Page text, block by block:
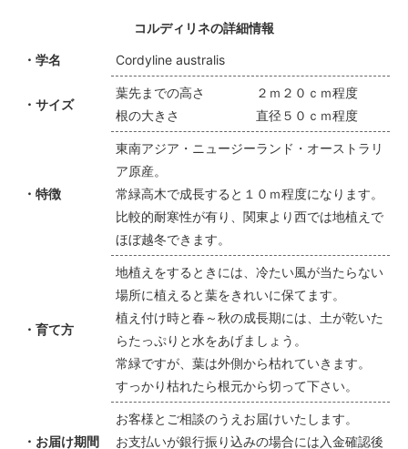
コルディリネの詳細情報
・学名 Cordyline australis
・サイズ
葉先までの高さ ２ｍ２０ｃｍ程度
根の大きさ 直径５０ｃｍ程度
・特徴
東南アジア・ニュージーランド・オーストラリ
ア原産。
常緑高木で成長すると１０ｍ程度になります。
比較的耐寒性が有り、関東より西では地植えで
ほぼ越冬できます。
・育て方
地植えをするときには、冷たい風が当たらない
場所に植えると葉をきれいに保てます。
植え付け時と春～秋の成長期には、土が乾いた
らたっぷりと水をあげましょう。
常緑ですが、葉は外側から枯れていきます。
すっかり枯れたら根元から切って下さい。
・お届け期間
お客様とご相談のうえお届けいたします。
お支払いが銀行振り込みの場合には入金確認後